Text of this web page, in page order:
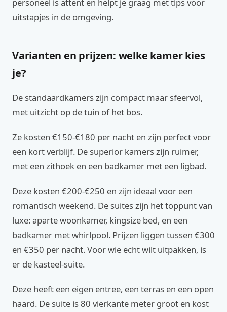
uitstapjes in de omgeving.
Varianten en prijzen: welke kamer kies
je?
De standaardkamers zijn compact maar sfeervol,
met uitzicht op de tuin of het bos.
Ze kosten €150-€180 per nacht en zijn perfect voor
een kort verblijf. De superior kamers zijn ruimer,
met een zithoek en een badkamer met een ligbad.
Deze kosten €200-€250 en zijn ideaal voor een
romantisch weekend. De suites zijn het toppunt van
luxe: aparte woonkamer, kingsize bed, en een
badkamer met whirlpool. Prijzen liggen tussen €300
en €350 per nacht. Voor wie echt wilt uitpakken, is
er de kasteel-suite.
Deze heeft een eigen entree, een terras en een open
haard. De suite is 80 vierkante meter groot en kost